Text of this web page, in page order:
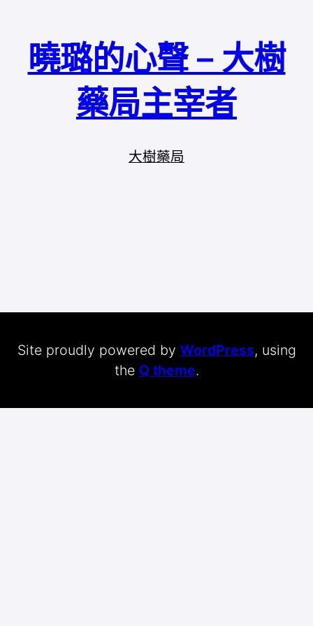
曉璐的心聲 – 大樹
藥局主宰者
大樹藥局
Site proudly powered by WordPress, using
the Q theme.